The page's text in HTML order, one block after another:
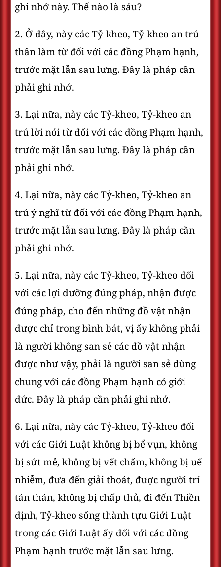
ghi nhớ này. Thế nào là sáu?
2. Ở đây, này các Tỷ-kheo, Tỷ-kheo an trú
thân làm từ đối với các đồng Phạm hạnh,
trước mặt lẫn sau lưng. Ðây là pháp cần
phải ghi nhớ.
3. Lại nữa, này các Tỷ-kheo, Tỷ-kheo an
trú lời nói từ đối với các đồng Phạm hạnh,
trước mặt lẫn sau lưng. Ðây là pháp cần
phải ghi nhớ.
4. Lại nữa, này các Tỷ-kheo, Tỷ-kheo an
trú ý nghĩ từ đối với các đồng Phạm hạnh,
trước mặt lẫn sau lưng. Ðây là pháp cần
phải ghi nhớ.
5. Lại nữa, này các Tỷ-kheo, Tỷ-kheo đối
với các lợi dưỡng đúng pháp, nhận được
đúng pháp, cho đến những đồ vật nhận
được chỉ trong bình bát, vị ấy không phải
là người không san sẻ các đồ vật nhận
được như vậy, phải là người san sẻ dùng
chung với các đồng Phạm hạnh có giới
đức. Ðây là pháp cần phải ghi nhớ.
6. Lại nữa, này các Tỷ-kheo, Tỷ-kheo đối
với các Giới Luật không bị bể vụn, không
bị sứt mẻ, không bị vết chấm, không bị uế
nhiễm, đưa đến giải thoát, được người trí
tán thán, không bị chấp thủ, đi đến Thiền
định, Tỷ-kheo sống thành tựu Giới Luật
trong các Giới Luật ấy đối với các đồng
Phạm hạnh trước mặt lẫn sau lưng.